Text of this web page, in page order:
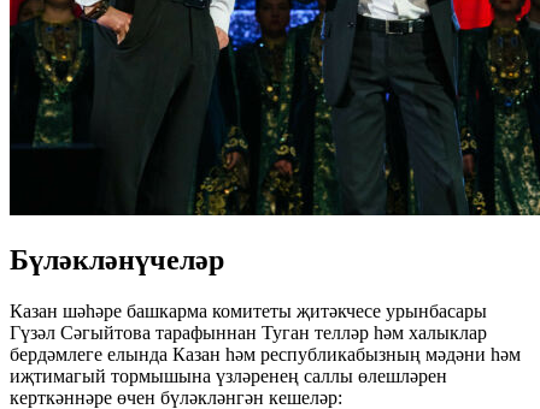
Бүләкләнүчеләр
Казан шәһәре башкарма комитеты җитәкчесе урынбасары
Гүзәл Сәгыйтова тарафыннан Туган телләр һәм халыклар
бердәмлеге елында Казан һәм республикабызның мәдәни һәм
иҗтимагый тормышына үзләренең саллы өлешләрен
керткәннәре өчен бүләкләнгән кешеләр: